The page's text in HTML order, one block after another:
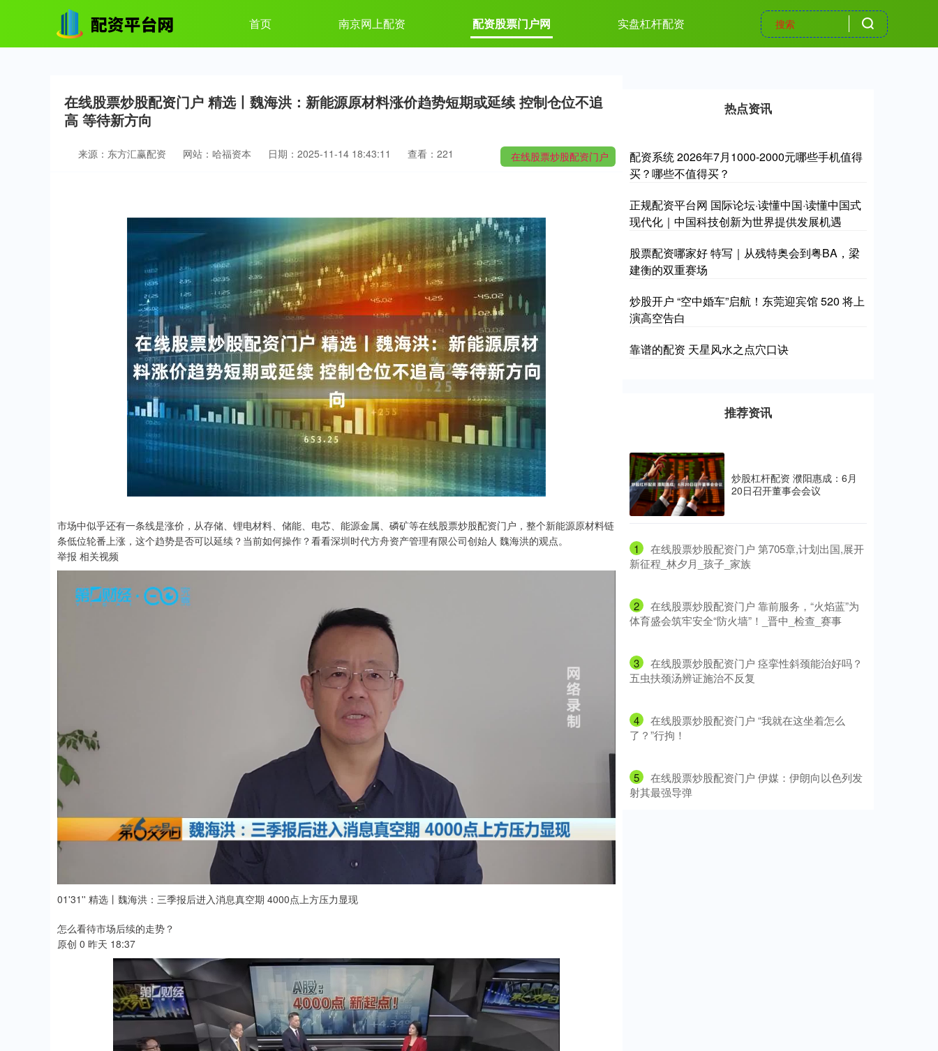
首页 南京网上配资 配资股票门户网 实盘杠杆配资
在线股票炒股配资门户 精选丨魏海洪：新能源原材料涨价趋势短期或延续 控制仓位不追
高 等待新方向
在线股票炒股配资门户
来源：东方汇赢配资 网站：哈福资本 日期：2025-11-14 18:43:11 查看：221
市场中似乎还有一条线是涨价，从存储、锂电材料、储能、电芯、能源金属、磷矿等在线股票炒股配资门户，整个新能源原材料链
条低位轮番上涨，这个趋势是否可以延续？当前如何操作？看看深圳时代方舟资产管理有限公司创始人 魏海洪的观点。
举报 相关视频
01'31'' 精选丨魏海洪：三季报后进入消息真空期 4000点上方压力显现
怎么看待市场后续的走势？
原创 0 昨天 18:37
热点资讯
配资系统 2026年7月1000-2000元哪些手机值得
买？哪些不值得买？
正规配资平台网 国际论坛·读懂中国·读懂中国式
现代化｜中国科技创新为世界提供发展机遇
股票配资哪家好 特写｜从残特奥会到粤BA，梁
建衡的双重赛场
炒股开户 “空中婚车”启航！东莞迎宾馆 520 将上
演高空告白
靠谱的配资 天星风水之点穴口诀
推荐资讯
炒股杠杆配资 濮阳惠成：6月
20日召开董事会会议
1
​在线股票炒股配资门户 第705章,计划出国,展开
新征程_林夕月_孩子_家族
2
​在线股票炒股配资门户 靠前服务，“火焰蓝”为
体育盛会筑牢安全“防火墙”！_晋中_检查_赛事
3
​在线股票炒股配资门户 痉挛性斜颈能治好吗？
五虫扶颈汤辨证施治不反复
4
​在线股票炒股配资门户 “我就在这坐着怎么
了？”行拘！
5
​在线股票炒股配资门户 伊媒：伊朗向以色列发
射其最强导弹